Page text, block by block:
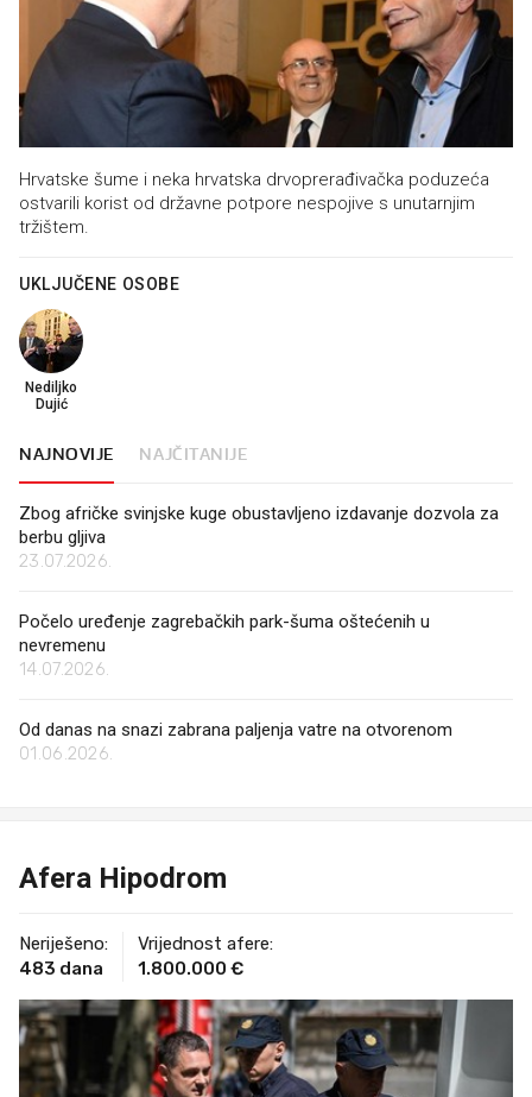
Hrvatske šume i neka hrvatska drvoprerađivačka poduzeća
ostvarili korist od državne potpore nespojive s unutarnjim
tržištem.
UKLJUČENE OSOBE
Nediljko
Dujić
NAJNOVIJE NAJČITANIJE
Zbog afričke svinjske kuge obustavljeno izdavanje dozvola za
berbu gljiva
23.07.2026.
Počelo uređenje zagrebačkih park-šuma oštećenih u
nevremenu
14.07.2026.
Od danas na snazi zabrana paljenja vatre na otvorenom
01.06.2026.
Afera Hipodrom
Neriješeno:
483 dana
Vrijednost afere:
1.800.000 €